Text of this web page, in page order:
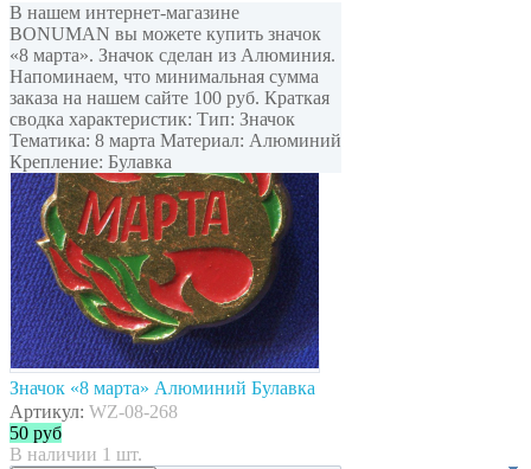
В нашем интернет-магазине
BONUMAN вы можете купить значок
«8 марта». Значок сделан из Алюминия.
Напоминаем, что минимальная сумма
заказа на нашем сайте 100 руб. Краткая
сводка характеристик: Тип: Значок
Тематика: 8 марта Материал: Алюминий
Крепление: Булавка
Значок «8 марта» Алюминий Булавка
Артикул: WZ-08-268
50 руб
В наличии 1 шт.